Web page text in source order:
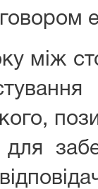
між
для